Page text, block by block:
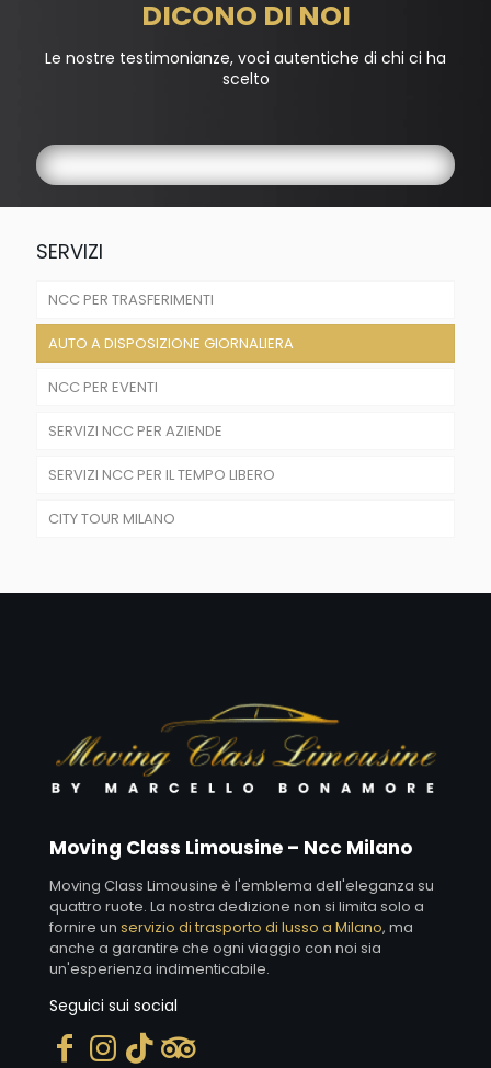
DICONO DI NOI
Le nostre testimonianze, voci autentiche di chi ci ha
scelto
SERVIZI
NCC PER TRASFERIMENTI
TRASFERIMENTI AEROPORTUALI
TRANSFER PER STAZIONI FERROVIARIE
AUTO A DISPOSIZIONE GIORNALIERA
NCC PER EVENTI
NCC PER MATRIMONI E CERIMONIE
NCC PER SFILATE DI MODA
NCC PER EVENTI SPORTIVI
SERVIZI NCC PER AZIENDE
NCC AZIENDALE PER MEETING
NCC PER ROADSHOW AZIENDALI
SERVIZI NCC PER IL TEMPO LIBERO
NCC PER SPORT
CITY TOUR MILANO
Moving Class Limousine – Ncc Milano
Moving Class Limousine è l'emblema dell'eleganza su
quattro ruote. La nostra dedizione non si limita solo a
fornire un servizio di trasporto di lusso a Milano, ma
anche a garantire che ogni viaggio con noi sia
un'esperienza indimenticabile.
Seguici sui social